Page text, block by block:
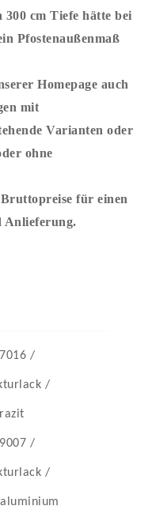
cm Tiefe hätte bei
Pfostenaußenmaß
Homepage auch
mit
Varianten oder
ohne
für einen
Anlieferung.
/
/
/
/